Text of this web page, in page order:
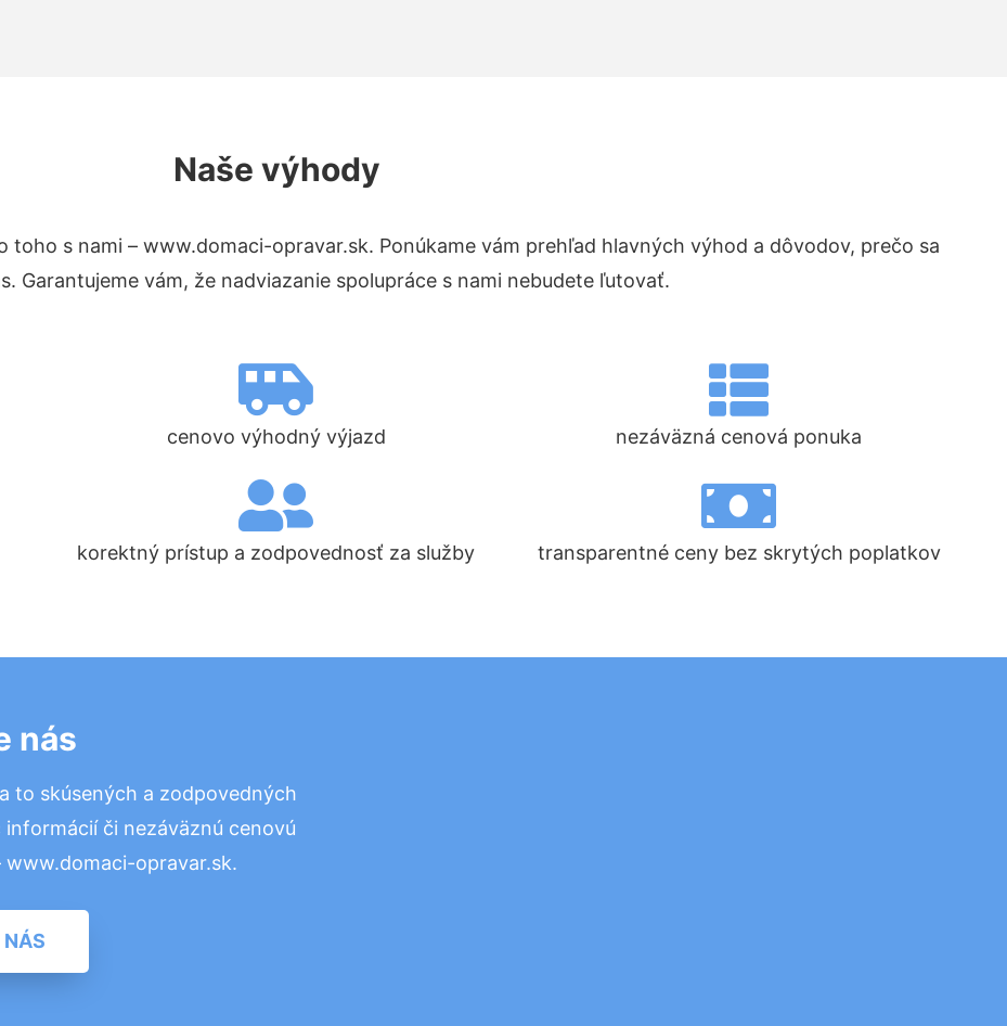
Naše výhody
toho s nami – www.domaci-opravar.sk. Ponúkame vám prehľad hlavných výhod a dôvodov, prečo sa
Garantujeme vám, že nadviazanie spolupráce s nami nebudete ľutovať.
cenovo výhodný výjazd nezáväzná cenová ponuka
korektný prístup a zodpovednosť za služby transparentné ceny bez skrytých poplatkov
nás
to skúsených a zodpovedných
či nezáväznú cenovú
opravar.sk.
NÁS